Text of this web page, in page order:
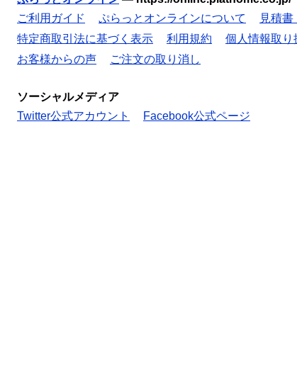
ご利用ガイド
ぷらっとオンラインについて 見積
特定商取引法に基づく表示
利用規約 個人情報取り
お客様からの声
ご注文の取り消し
ソーシャルメディア
Twitter公式アカウント
Facebook公式ページ